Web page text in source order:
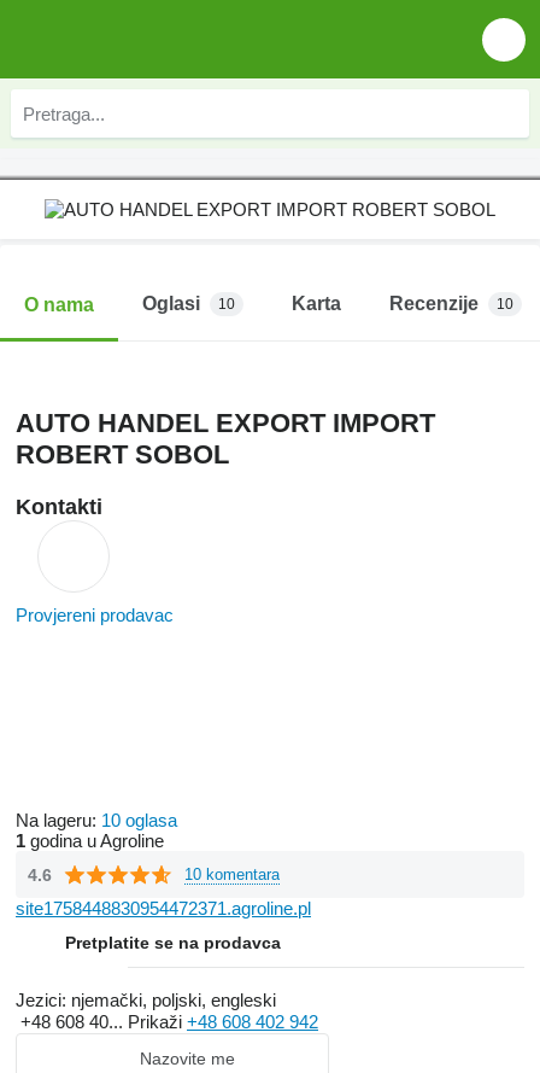
O nama Oglasi 10 Karta Recenzije 10
AUTO HANDEL EXPORT IMPORT
ROBERT SOBOL
Kontakti
Provjereni prodavac
Na lageru: 10 oglasa
1 godina u Agroline
4.6 10 komentara
site1758448830954472371.agroline.pl
Pretplatite se na prodavca
Jezici: njemački, poljski, engleski
+48 608 40... Prikaži +48 608 402 942
Nazovite me